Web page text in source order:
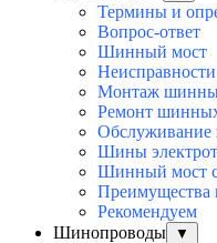
Термины и
Вопрос-ответ
Шинный мост
Монтаж
Ремонт
Шины
Шинный мост с
Преимущества
Рекомендуем
Шинопроводы
▼